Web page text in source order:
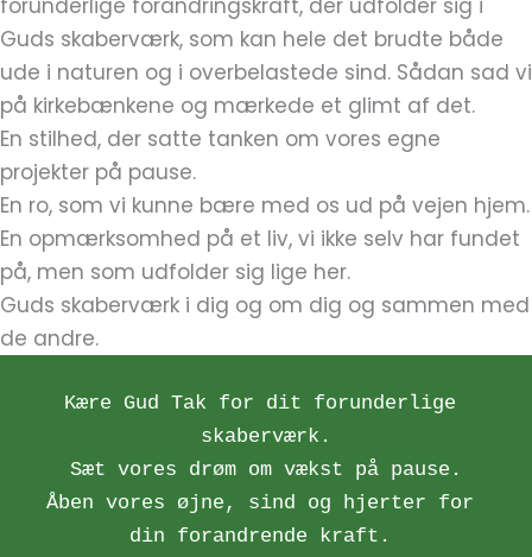
forunderlige forandringskraft, der udfolder sig i
Guds skaberværk, som kan hele det brudte både
ude i naturen og i overbelastede sind. Sådan sad vi
på kirkebænkene og mærkede et glimt af det.
En stilhed, der satte tanken om vores egne
projekter på pause.
En ro, som vi kunne bære med os ud på vejen hjem.
En opmærksomhed på et liv, vi ikke selv har fundet
på, men som udfolder sig lige her.
Guds skaberværk i dig og om dig og sammen med
de andre.
Kære Gud Tak for dit forunderlige
skaberværk.
Sæt vores drøm om vækst på pause.
Åben vores øjne, sind og hjerter for
din forandrende kraft.